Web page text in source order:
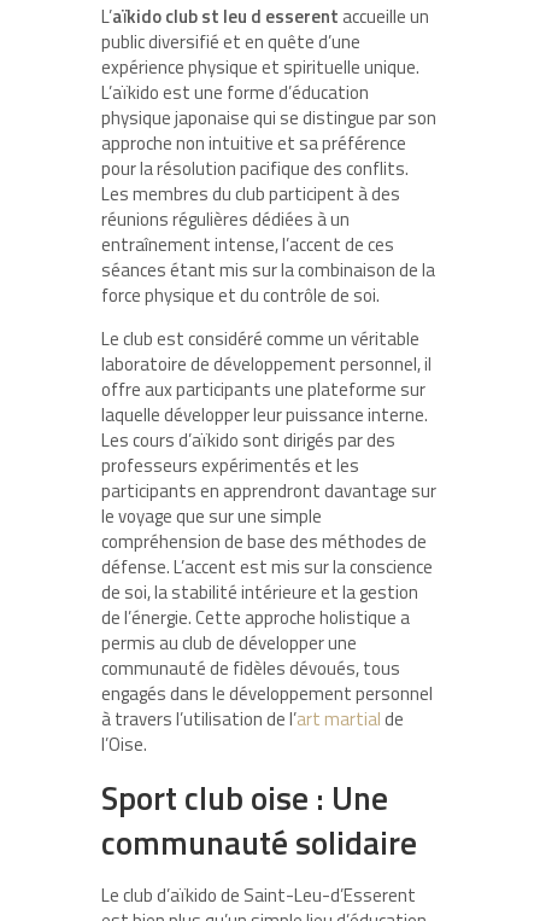
L’aïkido club st leu d esserent accueille un
public diversifié et en quête d’une
expérience physique et spirituelle unique.
L’aïkido est une forme d’éducation
physique japonaise qui se distingue par son
approche non intuitive et sa préférence
pour la résolution pacifique des conflits.
Les membres du club participent à des
réunions régulières dédiées à un
entraînement intense, l’accent de ces
séances étant mis sur la combinaison de la
force physique et du contrôle de soi.
Le club est considéré comme un véritable
laboratoire de développement personnel, il
offre aux participants une plateforme sur
laquelle développer leur puissance interne.
Les cours d’aïkido sont dirigés par des
professeurs expérimentés et les
participants en apprendront davantage sur
le voyage que sur une simple
compréhension de base des méthodes de
défense. L’accent est mis sur la conscience
de soi, la stabilité intérieure et la gestion
de l’énergie. Cette approche holistique a
permis au club de développer une
communauté de fidèles dévoués, tous
engagés dans le développement personnel
à travers l’utilisation de l’art martialde
l’Oise.
Sport club oise : Une
communauté solidaire
Le club d’aïkido de Saint-Leu-d’Esserent